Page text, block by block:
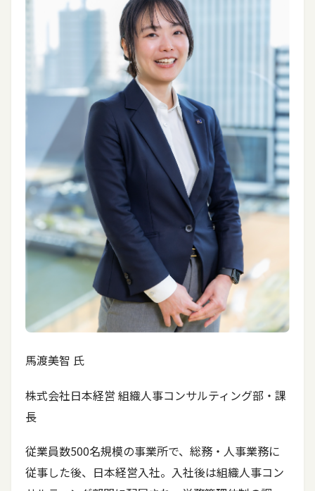
馬渡美智 氏
株式会社日本経営 組織人事コンサルティング部・課
長
従業員数500名規模の事業所で、総務・人事業務に
従事した後、日本経営入社。入社後は組織人事コン